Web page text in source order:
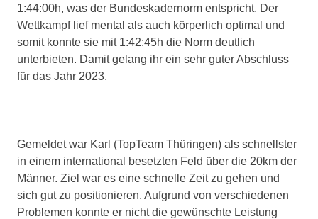
1:44:00h, was der Bundeskadernorm entspricht. Der
Wettkampf lief mental als auch körperlich optimal und
somit konnte sie mit 1:42:45h die Norm deutlich
unterbieten. Damit gelang ihr ein sehr guter Abschluss
für das Jahr 2023.
Gemeldet war Karl (TopTeam Thüringen) als schnellster
in einem international besetzten Feld über die 20km der
Männer. Ziel war es eine schnelle Zeit zu gehen und
sich gut zu positionieren. Aufgrund von verschiedenen
Problemen konnte er nicht die gewünschte Leistung